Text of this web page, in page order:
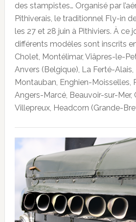
des stampistes… Organisé par
Pithiverais, le traditionnel Fly-in
les 27 et 28 juin à Pithiviers. À ce
différents modèles sont inscrits
Cholet, Montélimar, Viâpres-le-
Anvers (Belgique), La Ferté-Alais,
Montauban, Enghien-Moisselles,
Angers-Marcé, Beauvoir-sur-Mer,
Villepreux, Headcorn (Grande-